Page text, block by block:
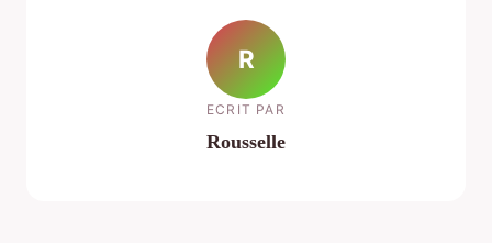
R
ECRIT PAR
Rousselle